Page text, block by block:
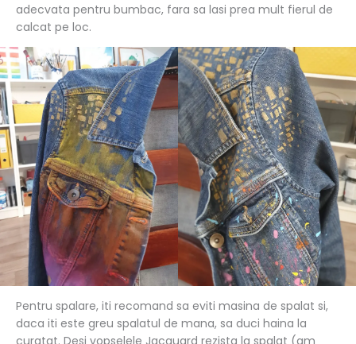
adecvata pentru bumbac, fara sa lasi prea mult fierul de
calcat pe loc.
Pentru spalare, iti recomand sa eviti masina de spalat si,
daca iti este greu spalatul de mana, sa duci haina la